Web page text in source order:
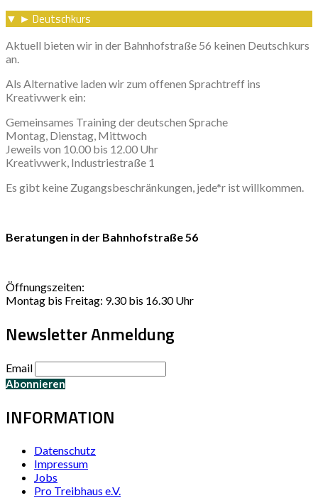
▼ ► Deutschkurs
Aktuell bieten wir in der Bahnhofstraße 56 keinen Deutschkurs
an.
Als Alternative laden wir zum offenen Sprachtreff ins
Kreativwerk ein:
Gemeinsames Training der deutschen Sprache
Montag, Dienstag, Mittwoch
Jeweils von 10.00 bis 12.00 Uhr
Kreativwerk, Industriestraße 1
Es gibt keine Zugangsbeschränkungen, jede*r ist willkommen.
Beratungen in der Bahnhofstraße 56
Öffnungszeiten:
Montag bis Freitag: 9.30 bis 16.30 Uhr
Newsletter Anmeldung
Email
INFORMATION
Datenschutz
Impressum
Jobs
Pro Treibhaus e.V.